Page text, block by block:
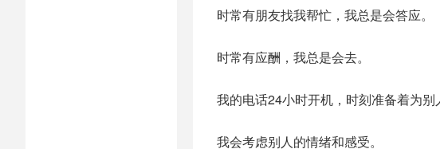
时常有朋友找我帮忙，我总是会答应。
时常有应酬，我总是会去。
我的电话24小时开机，时刻准备着为别
我会考虑别人的情绪和感受。